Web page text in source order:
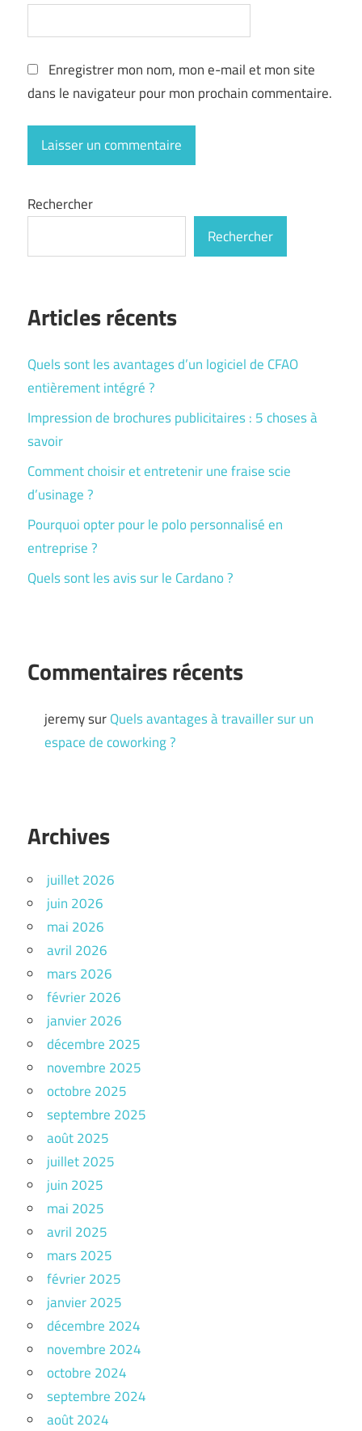
Enregistrer mon nom, mon e-mail et mon site
dans le navigateur pour mon prochain commentaire.
Rechercher
Rechercher
Articles récents
Quels sont les avantages d’un logiciel de CFAO
entièrement intégré ?
Impression de brochures publicitaires : 5 choses à
savoir
Comment choisir et entretenir une fraise scie
d’usinage ?
Pourquoi opter pour le polo personnalisé en
entreprise ?
Quels sont les avis sur le Cardano ?
Commentaires récents
jeremysurQuels avantages à travailler sur un
espace de coworking ?
Archives
juillet 2026
juin 2026
mai 2026
avril 2026
mars 2026
février 2026
janvier 2026
décembre 2025
novembre 2025
octobre 2025
septembre 2025
août 2025
juillet 2025
juin 2025
mai 2025
avril 2025
mars 2025
février 2025
janvier 2025
décembre 2024
novembre 2024
octobre 2024
septembre 2024
août 2024